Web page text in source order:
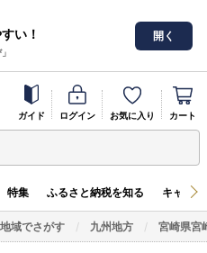
い！
開く
ガイド ログイン お気に入り カート
特集 ふるさと納税を知る キャン
地域でさがす 九州地方 宮崎県宮